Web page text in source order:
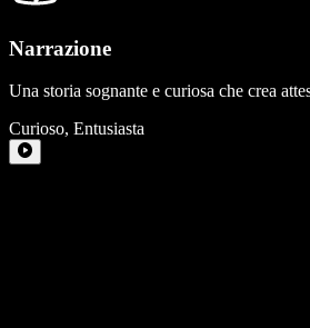
Narrazione
Una storia sognante e curiosa che crea
Curioso, Entusiasta